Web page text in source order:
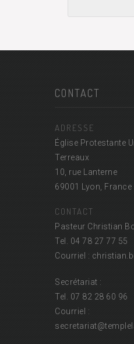
CONTACT
ADRESSE
Église Protestante
Terreaux
10, rue Lanterne
69001 Lyon, France
CONTACT
Pasteur Christian
Tel. 04 78 27 77 55
Courriel :
Secrétariat :
Tel. 07 82 28 60 96
Courriel :
secretariat@